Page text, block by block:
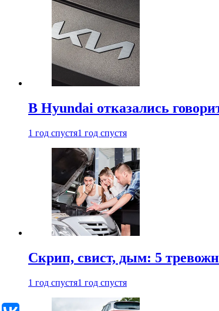
В Hyundai отказались
1 год спустя1 год спустя
Скрип, свист, дым: 5
1 год спустя1 год спустя